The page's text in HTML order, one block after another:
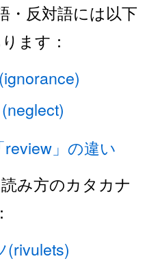
・反対語には以下
ます：
review」の違い
み方のカタカナ
(rivulets)